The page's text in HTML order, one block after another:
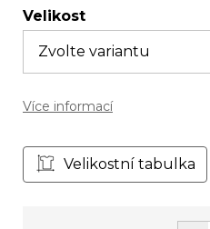
Velikost
Více informací
Velikostní tabulka